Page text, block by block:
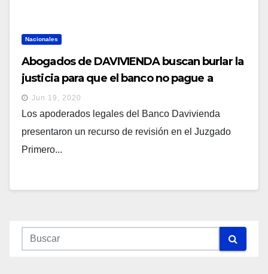
Nacionales
Abogados de DAVIVIENDA buscan burlar la
justicia para que el banco no pague a
Salaverría
Jun 19, 2020
Los apoderados legales del Banco Davivienda
presentaron un recurso de revisión en el Juzgado
Primero...